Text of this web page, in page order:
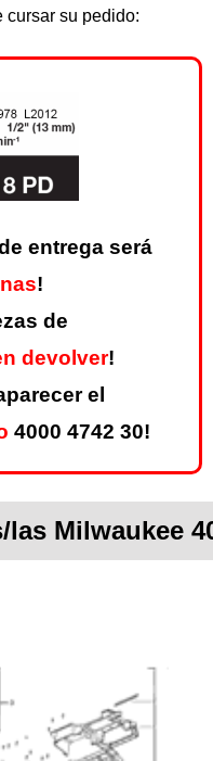
cursar su pedido:
entrega será
!
de
devolver!
el
4000 4742 30!
Milwaukee